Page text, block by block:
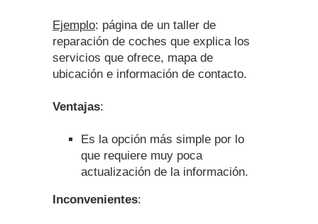
Ejemplo: página de un taller de
reparación de coches que explica los
servicios que ofrece, mapa de
ubicación e información de contacto.
Ventajas:
Es la opción más simple por lo
que requiere muy poca
actualización de la información.
Inconvenientes: